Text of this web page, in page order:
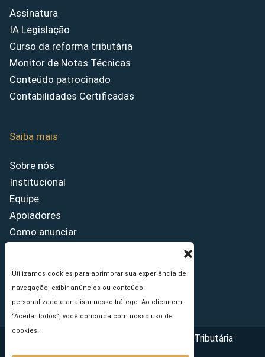
Utilizamos cookies para aprimorar sua experiência de
navegação, exibir anúncios ou conteúdo
personalizado e analisar nosso tráfego. Ao clicar em
“Aceitar todos”, você concorda com nosso uso de
cookies.
Assinatura
IA Legislação
Curso da reforma tributária
Monitor de Notas Técnicas
Conteúdo patrocinado
Contabilidades Certificadas
Saiba mais
Sobre nós
Institucional
Equipe
Apoiadores
Como anunciar
Princípios Editoriais
Copyright © 2026 - Portal da Reforma Tributária